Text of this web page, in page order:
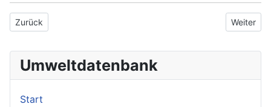
Vorheriger Beitrag: Windkraft-Fonds
Zurück Nächster
Weiter
Umweltdatenbank
Start